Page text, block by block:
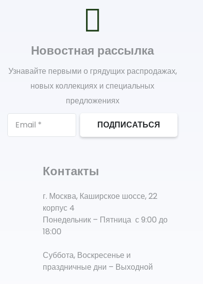
Новостная рассылка
Узнавайте первыми о грядущих распродажах,
новых коллекциях и специальных
предложениях
ПОДПИСАТЬСЯ
Контакты
г. Москва, Каширское шоссе, 22
корпус 4
Понедельник – Пятница с 9:00 до
18:00
Суббота, Воскресенье и
праздничные дни – Выходной